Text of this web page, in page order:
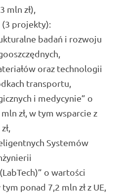
mln zł),
(3 projekty):
badań i rozwoju
oraz technologii
transportu,
i medycynie” o
zł, w tym wsparcie z
Systemów
o wartości
ponad 7,2 mln zł z UE,